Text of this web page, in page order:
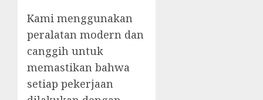
Kami menggunakan
peralatan modern dan
canggih untuk
memastikan bahwa
setiap pekerjaan